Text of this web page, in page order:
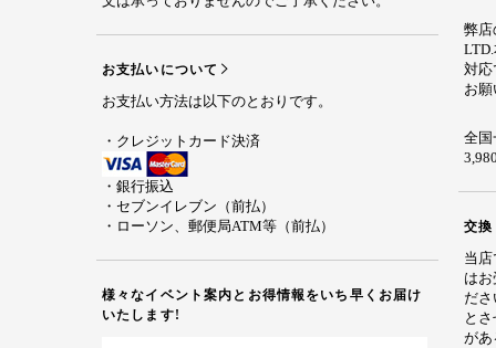
お支払いについて
お支払い方法は以下のとおりです。
・クレジットカード決済
・銀行振込
・セブンイレブン（前払）
・ローソン、郵便局ATM等（前払）
様々なイベント案内とお得情報をいち早くお届け
いたします!
弊店
対応
お
全国
交換
当
は
だ
と
があ